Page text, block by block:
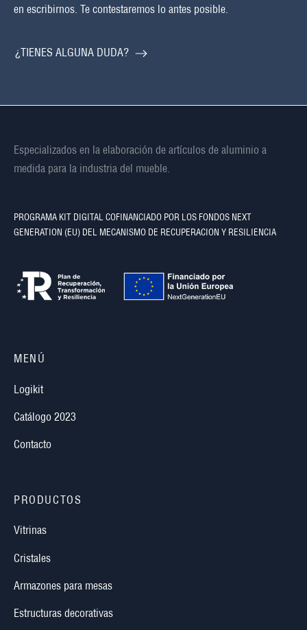
en escribirnos. Te contestaremos lo antes posible.
¿TIENES ALGUNA DUDA?
Especializados en la elaboración de artículos de aluminio a
medida para la industria del mueble.
PROGRAMA KIT DIGITAL COFINANCIADO POR LOS FONDOS NEXT
GENERATION (EU) DEL MECANISMO DE RECUPERACION Y RESILIENCIA
MENÚ
Logikit
Catálogo 2023
Contacto
PRODUCTOS
Vitrinas
Cristales
Armazones para mesas
Estructuras decorativas